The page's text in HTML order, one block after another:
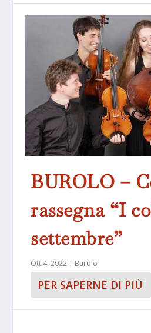
BUROLO –
rassegna “I
settembre”
Ott 4, 2022 | Burolo
PER SAPERNE DI PIÙ